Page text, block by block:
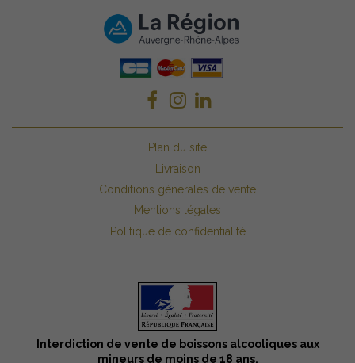
Plan du site
Livraison
Conditions générales de vente
Mentions légales
Politique de confidentialité
Interdiction de vente de boissons alcooliques aux
mineurs de moins de 18 ans.